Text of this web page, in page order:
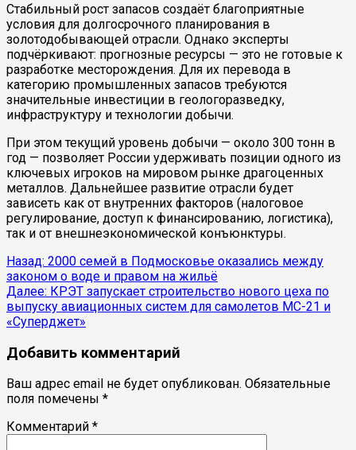
Стабильный рост запасов создаёт благоприятные
условия для долгосрочного планирования в
золотодобывающей отрасли. Однако эксперты
подчёркивают: прогнозные ресурсы — это не готовые к
разработке месторождения. Для их перевода в
категорию промышленных запасов требуются
значительные инвестиции в геологоразведку,
инфраструктуру и технологии добычи.
При этом текущий уровень добычи — около 300 тонн в
год — позволяет России удерживать позиции одного из
ключевых игроков на мировом рынке драгоценных
металлов. Дальнейшее развитие отрасли будет
зависеть как от внутренних факторов (налоговое
регулирование, доступ к финансированию, логистика),
так и от внешнеэкономической конъюнктуры.
Продолжить
чтение
Назад: 2000 семей в Подмосковье оказались между
законом о воде и правом на жильё
Далее: КРЭТ запускает строительство нового цеха по
выпуску авиационных систем для самолетов МС-21 и
«Суперджет»
Добавить комментарий
Ваш адрес email не будет опубликован. Обязательные
поля помечены *
Комментарий *